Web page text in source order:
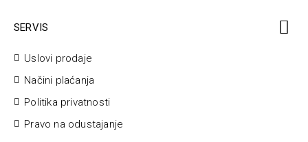
SERVIS
Uslovi prodaje
Načini plaćanja
Politika privatnosti
Pravo na odustajanje